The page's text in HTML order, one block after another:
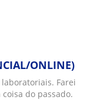
ONLINE)
Farei
do passado.